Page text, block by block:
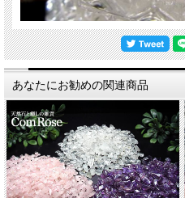
あなたにお勧めの関連商品